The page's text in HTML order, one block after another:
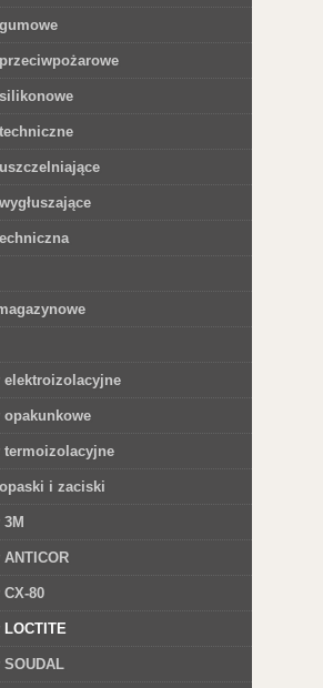
elektroizolacyjne
opakunkowe
termoizolacyjne
i zaciski
80